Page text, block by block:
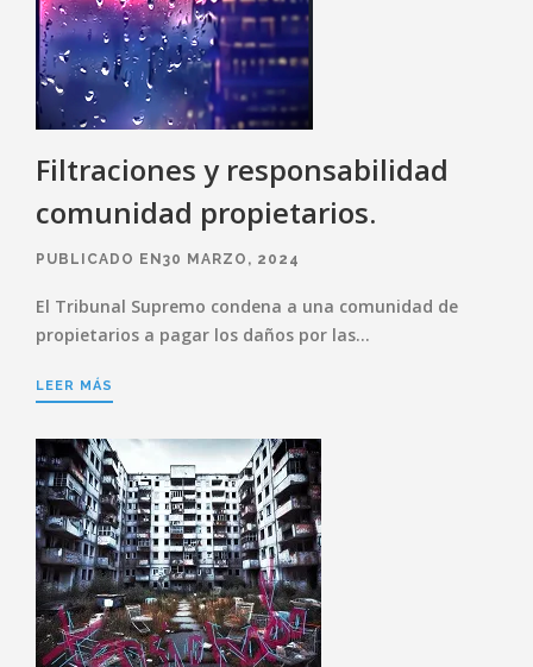
Filtraciones y responsabilidad
comunidad propietarios.
PUBLICADO EN30 MARZO, 2024
El Tribunal Supremo condena a una comunidad de
propietarios a pagar los daños por las…
LEER MÁS